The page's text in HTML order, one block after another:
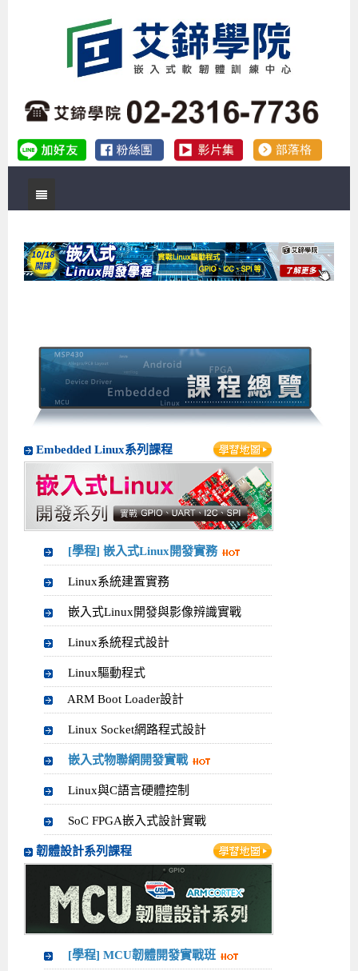
關於艾鍗
儲備講師計劃
最新補助課程
師資介紹
開發板介紹
環境設備
最新職缺
艾鍗新聞
獲獎與榮耀
交通資訊
課程說明會
政府補助職訓說明會
嵌入式Linux開發系列課程
[學程] 嵌入式Linux開發實務
Linux系統建置實務
Linux系統程式設計
Linux驅動程式設計實戰
ARM Boot Loader設計
Linux Socket網路程式設計
Raspberry Pi之Python程式設計硬體控制
嵌入式Linux開發與AI影像辨識
MCU韌體設計系列課程
ARM MCU單晶片韌體開發
USB韌體設計
STM32嵌入式開發實戰
[學程]MCU韌體設計實戰
TI MSP430微控制器開發
生醫感測器整合設計班
穿戴式裝置應用開發
嵌入式即時作業系統FreeRTOS 設計實作
硬體/IC設計系列課程
全能電路設計實戰班
FPGA 數位IC設計實戰
感測電路設計與應用
Allegro/PCB Layout設計
工業電子丙級輔導考照課程
SoC FPGA嵌入式設計實戰
[學程]感測電路Plus+MCU韌體設計實戰
AI人工智慧系列課程
iPAS AI應用規劃師能力鑑定課程
AI深度學習與影像辨識實戰
AI雲端原生與MLOps自動化實務
AI機器學習與深度學習實戰班
青少年AI人工智慧實作班
AI課程總覽頁
AI邊緣運算實作TensorFlow Lite for MCU
AIoT智能聯網運算實戰
AI深度學習之問答系統實作
AI強化學習 - 自動控制應用
讓 AI 成為你的數位同事
iPAS經濟部產業人才能力鑑定
iPAS AI應用規劃師能力鑑定
iPAS AIoT 應用工程師(物聯網類)
iPAS巨量資料分析師
iPAS機器學習工程師
Web及雲端系列課程
Kubernetes雲原生實戰班
AI雲端原生與MLOps自動化實務
n8n 零基礎工作自動化實戰班
Web全端開發應用班
資訊安全實務
物聯網Web整合應用實作
[學程]物聯網全端與深度學習整合
物聯網開發系列課程
[學程]物聯網整合開發實戰
Web全端開發應用
5G技術-SDN與Mininet實作
嵌入式物聯網開發實戰
[學程]物聯網全端與深度學習整合
iPAS AIoT應用工程師(物聯網類)
5G-SDN通訊系列課程
SDN網路技術與Mininet實戰
ROS機器人開發系列課程
ROS機器人自走車系統開發應用
ROS機器手臂控制&演算法實戰
智能機器人系統整合開發
電腦視覺與影像處理課程
影像課程總覽
電腦視覺與影像處理
AI深度學習與影像辨識實戰
嵌入式Linux開發與AI影像辨識
智能機器人系統整合開發
ARM系列課程
ARM mbed 物聯網平台應用實作
ARM Boot Loader設計
ARM Cortex-M0 應用整合設計
程式語言系列課程
C語言程式設計
資料結構精修班
C++程式設計
Python程式實戰養成學程
Python程式設計
Python程式設計(舊)
APCS寒暑假程式檢定班
Java 物件導向程式
Android系列課程
Android嵌入式平台開發訓練班
Android APP 實戰開發學程
Android Framework
Android ADK周邊裝置開發班
iOS程式開發系列課程
iPhone程式設計基礎班
iPhone程式設計進階班
Android嵌入式平台開發訓練班
TI MSP430微控制器開發
產品應用系列課程
生醫感測器整合設計班
NFC無線通訊設計實作班
物聯網Web整合應用實作班
轉職就業班
AIoT人工智慧與物聯網實戰人才就業班
AI智能醫療電子產品開發人才就業班
物聯網韌體工程師人才養成班
實體課程總覽
熱門課程
讓 AI 成為你的數位同事
AI雲端原生與MLOps自動化實務
n8n 零基礎工作自動化實戰班
Vibe Coding：AI 協作全端開發實戰班
iPAS AI應用規劃師能力鑑定課程
數位課程總覽
嵌入式Linux開發系列
嵌入式Linux學程(數位豪華版)
Linux系統程式設計
Linux驅動程式
ARM Boot Loader
使用C語言控制Raspberry Pi
Linux 作業系統實務
Raspberry Pi 開發入門
MCU韌體開發系列
MCU韌體設計
Python硬體控制-Pi Pico物聯網實作
Edge AI與Pi Pico實作應用
AI邊緣運算實作TensorFlow Lite for MCU
AI人工智慧系列課程
iPAS AI應用規劃師能力鑑定課程
Vibe Coding：AI協作全端開發
生成式AI能力認證
生成式AI基礎模型到Agentic AI
Python機器學習與深度學習
AI雲端原生與MLOps自動化實務
AI邊緣運算實作-TFL for MCU
自然語言處理與大型語言模型
資料分析與視覺化
非監督式學習
Edge AI與Pi Pico實作應用
電腦視覺演算法-人臉識別實戰
OpenVINO邊緣運算實務
iPAS巨量資料分析師考照班
Web及雲端系列課程
kubernetes雲原生實戰班
AI雲端原生與MLOps自動化實務
Web全端開發應用班
IoT物聯網開發系列
物聯網整合開發與應用
Python硬體控制-Pi Pico物聯網實作
iPAS AIoT應用工程師(物聯網類)
5G - SDN與Mininet實作
iPAS產業人才能力鑑定系列
iPAS AI應用規劃師
iPAS AIoT應用工程師(物聯網類)
iPAS巨量資料分析師
iPAS機器學習工程師
升大學APCS/學習歷程專區
高中生升學超前部署課程總覽
APCS檢定 Python課程
APCS檢定 C++課程
APCS檢定 C語言課程
APCS檢定培訓課程
【遠距同步】APCS寒/暑假營隊
【遠距同步】青少年AI冬/夏令營
青少年AI人工智慧實作班
程式語言系列
C語言程式設計
資料結構
Python程式設計
JavaScript程式設計
C++程式設計
Python進階程式設計：從資料結構到演算法
Python程式實戰養成學程
Raspberry Pi系列
Linux & C語言硬體控制
Python硬體控制-Pi Pico
Raspberry Pi 使用入門
Edge AI與Raspberry Pi Pico實作應用
硬體控制使用Python
用樹莓派實現物聯網
5G-SDN通訊系列課程
5G關鍵技術- SDN與Mininet實作
創意程式設計系列
micro:bit 創意程式設計
Scratch 創意程式設計
補助專班
待業青年職訓課程(29歲以下)
Kubernetes工程師養成班
[假日班]AI邊緣運算實作TensorFlow Lite for MCU
[假日班]物聯網資訊安全實務
更多...
企業服務
企業教育訓練
企業儲值優惠方案
艾鍗企業VIP會員
企業徵才
研發設計服務
電腦教室租借服務[台北]
合作夥伴專區
研討活動
學員專區
會員優惠
學員見證
資訊專區
廠商求才
學員常見問題
學員權益與報名須知
最新成果展
工程師學習地圖
學員專屬提問平台
前進校園
校園巡迴講座
研發實習生計畫
青少年AI人工智慧實作班[高中生]
高中生升學超前部署課程總覽
會員優惠
Embedded Linux系列課程
[學程] 嵌入式Linux開發實務
Linux系統建置實務
嵌入式Linux開發與影像辨識實戰
Linux系統程式設計
Linux驅動程式
ARM Boot Loader設計
Linux Socket網路程式設計
嵌入式物聯網開發實戰
Linux與C語言硬體控制
SoC FPGA嵌入式設計實戰
韌體設計系列課程
[學程] MCU韌體開發實戰班